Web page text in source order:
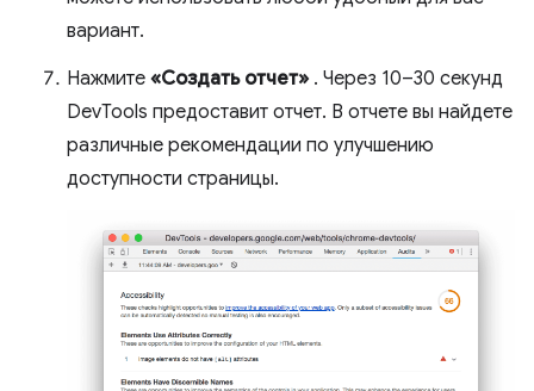
вариант.
Нажмите «Создать отчет» . Через 10–30 секунд
DevTools предоставит отчет. В отчете вы найдете
различные рекомендации по улучшению
доступности страницы.